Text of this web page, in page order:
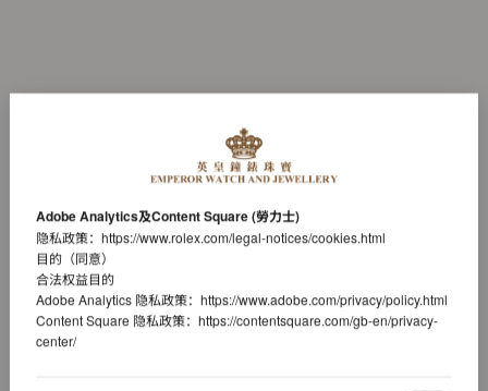
Adobe Analytics及Content Square (勞力士)
隐私政策： https://www.rolex.com/legal-notices/cookies.html
目的（同意）
合法权益目的
Adobe Analytics 隐私政策： https://www.adobe.com/privacy/policy.html
Content Square 隐私政策： https://contentsquare.com/gb-en/privacy-
center/